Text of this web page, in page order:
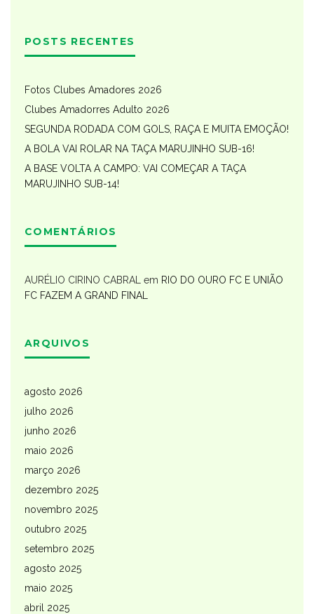
POSTS RECENTES
Fotos Clubes Amadores 2026
Clubes Amadorres Adulto 2026
SEGUNDA RODADA COM GOLS, RAÇA E MUITA EMOÇÃO!
A BOLA VAI ROLAR NA TAÇA MARUJINHO SUB-16!
A BASE VOLTA A CAMPO: VAI COMEÇAR A TAÇA
MARUJINHO SUB-14!
COMENTÁRIOS
AURÉLIO CIRINO CABRAL em RIO DO OURO FC E UNIÃO
FC FAZEM A GRAND FINAL
ARQUIVOS
agosto 2026
julho 2026
junho 2026
maio 2026
março 2026
dezembro 2025
novembro 2025
outubro 2025
setembro 2025
agosto 2025
maio 2025
abril 2025